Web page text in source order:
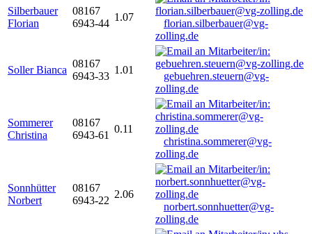
Silberbauer
Florian
08167
6943-44
1.07
florian.silberbauer@vg-
zolling.de
Soller Bianca
08167
6943-33
1.01
gebuehren.steuern@vg-
zolling.de
Sommerer
Christina
08167
6943-61
0.11
christina.sommerer@vg-
zolling.de
Sonnhütter
Norbert
08167
6943-22
2.06
norbert.sonnhuetter@vg-
zolling.de